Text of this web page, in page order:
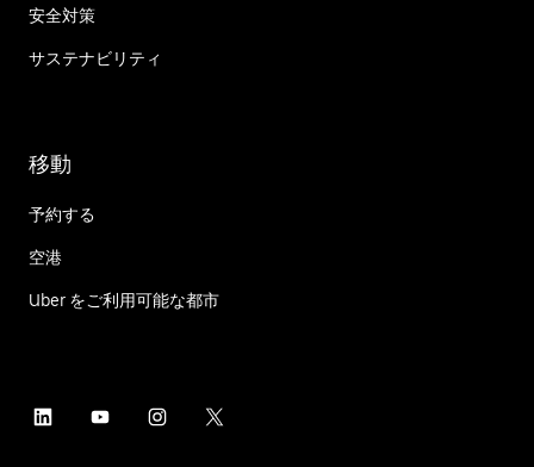
安全対策
サステナビリティ
移動
予約する
空港
Uber をご利用可能な都市